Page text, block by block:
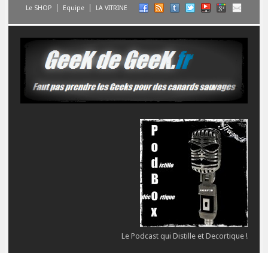
Le SHOP Equipe LA VITRINE
Le Podcast qui Distille et Decortique !